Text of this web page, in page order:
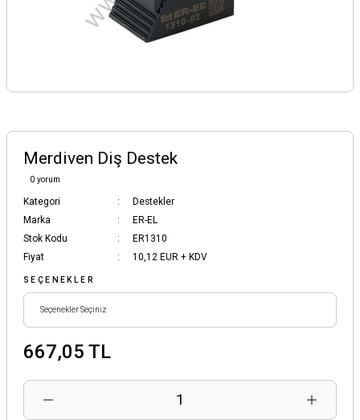
Merdiven Diş Destek
0 yorum
Kategori
Destekler
Marka
ER-EL
Stok Kodu
ER1310
Fiyat
10,12 EUR + KDV
SEÇENEKLER
667,05 TL